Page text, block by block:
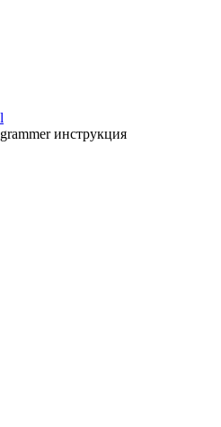
инструкция